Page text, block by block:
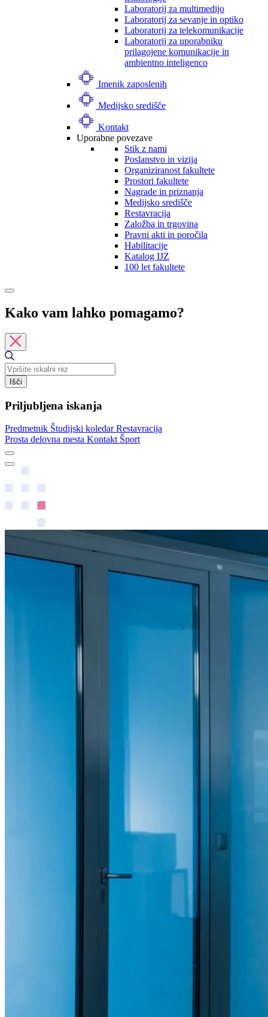
Laboratorij za multimedijo
Laboratorij za sevanje in optiko
Laboratorij za telekomunikacije
Laboratorij za uporabniku
prilagojene komunikacije in
ambientno inteligenco
Imenik zaposlenih
Medijsko središče
Kontakt
Uporabne povezave
Stik z nami
Poslanstvo in vizija
Organiziranost fakultete
Prostori fakultete
Nagrade in priznanja
Medijsko središče
Restavracija
Založba in trgovina
Pravni akti in poročila
Habilitacije
Katalog IJZ
100 let fakultete
Kako vam lahko pomagamo?
Išči
Priljubljena iskanja
Predmetnik Študijski koledarRestavracija
Prosta delovna mesta Kontakt Šport